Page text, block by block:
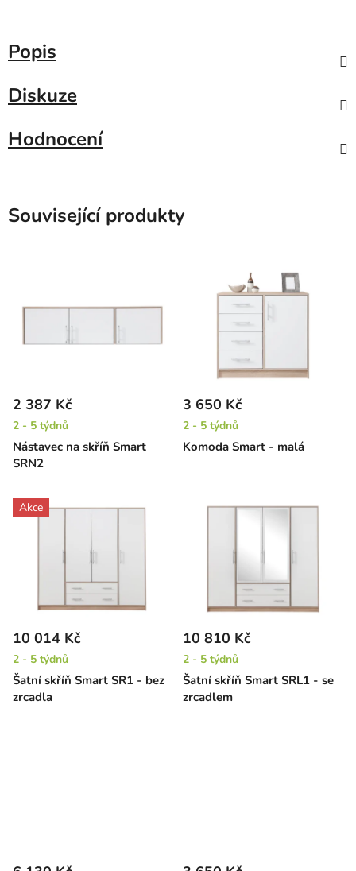
Popis
Diskuze
Hodnocení
Související produkty
Nástavec na skříň Smart
SRN2
2 387 Kč
2 - 5 týdnů
Komoda Smart - malá
3 650 Kč
2 - 5 týdnů
Akce
Šatní skříň Smart SR1 - bez
zrcadla
10 014 Kč
2 - 5 týdnů
Šatní skříň Smart SRL1 - se
zrcadlem
10 810 Kč
2 - 5 týdnů